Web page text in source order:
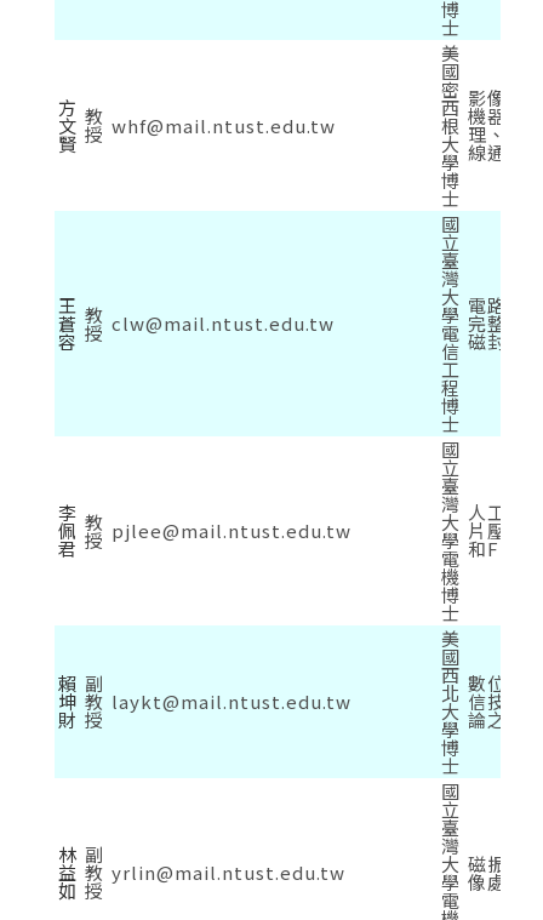
博
士
方
文
賢
教
授 whf@mail.ntust.edu.tw
美
國
密
西
根
大
學
博
士
影像及
機器學
理、陳
線通訊
王
蒼
容
教
授 clw@mail.ntust.edu.tw
國
立
臺
灣
大
學
電
信
工
程
博
士
電路轉
完整度
磁封裝
李
佩
君
教
授 pjlee@mail.ntust.edu.tw
國
立
臺
灣
大
學
電
機
博
士
人工智
片壓縮
和
賴
坤
財
副
教
授
laykt@mail.ntust.edu.tw
美
國
西
北
大
學
博
士
數位影
信技術
論之應
林
益
如
副
教
授
yrlin@mail.ntust.edu.tw
國
立
臺
灣
大
學
電
磁振造
像處理